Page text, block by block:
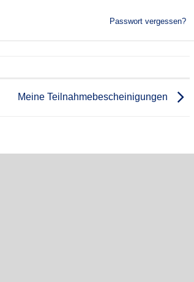
Passwort vergessen?
Meine Teilnahmebescheinigungen